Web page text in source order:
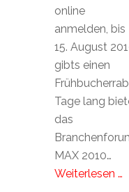
online
anmelden, bis
15. August
gibts einen
Tage lang
das
MAX 2010…
Weiterlesen …